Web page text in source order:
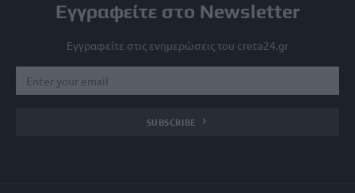
Εγγραφείτε στο Newsletter
Εγγραφείτε στις ενημερώσεις του creta24.gr
SUBSCRIBE